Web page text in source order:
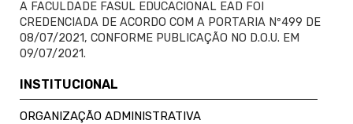
A FACULDADE FASUL EDUCACIONAL EAD FOI
CREDENCIADA DE ACORDO COM A PORTARIA Nº499 DE
08/07/2021, CONFORME PUBLICAÇÃO NO D.O.U. EM
09/07/2021.
INSTITUCIONAL
ORGANIZAÇÃO ADMINISTRATIVA